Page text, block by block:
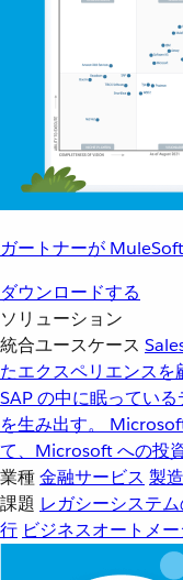
ガートナーが
ダウンロードする
ソリューション
統合ユースケース
たエクスペリエンスを
SAP の中に眠ってい
を生み出す。
て、Microsoft への投
業種金融サービス 製造
課題 レガシーシステ
行 ビジネスオートメ